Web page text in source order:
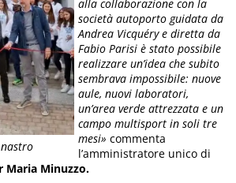
alla collaborazione con la
società autoporto guidata da
Andrea Vicquéry e diretta da
Fabio Parisi è stato possibile
realizzare un’idea che subito
sembrava impossibile: nuove
aule, nuovi laboratori,
un’area verde attrezzata e un
campo multisport in soli tre
mesi»commenta
l’amministratore unico di
Maria Minuzzo.